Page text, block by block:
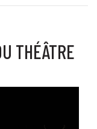
THÉÂTRE